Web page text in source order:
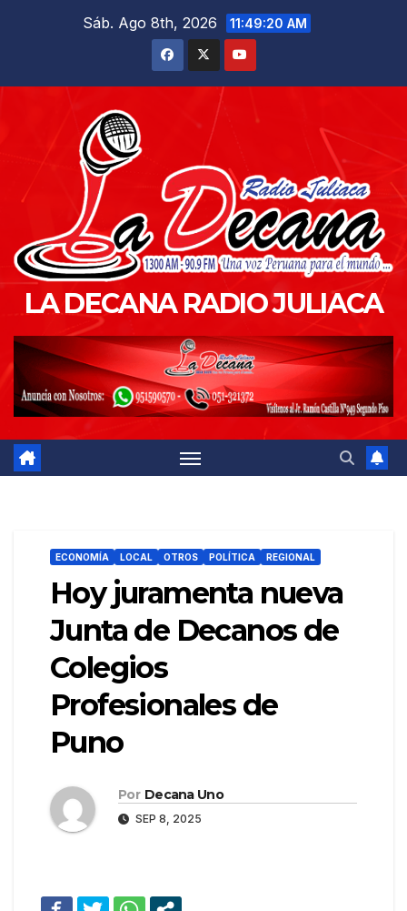
Sáb. Ago 8th, 2026 11:49:21 AM
LA DECANA RADIO JULIACA
ECONOMÍA LOCAL OTROS POLÍTICA REGIONAL
Hoy juramenta nueva
Junta de Decanos de
Colegios
Profesionales de
Puno
Por Decana Uno
SEP 8, 2025